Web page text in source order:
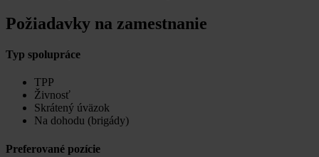
Požiadavky na zamestnanie
Typ spolupráce
TPP
Živnosť
Skrátený úväzok
Na dohodu (brigády)
Preferované pozície